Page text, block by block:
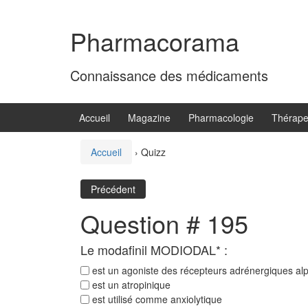
Pharmacorama
Connaissance des médicaments
Accueil Magazine Pharmacologie
Accueil › Quizz
Précédent
Question # 195
Le modafinil MODIODAL* :
est un agoniste des récepteurs adrénergiques
est un atropinique
est utilisé comme anxiolytique